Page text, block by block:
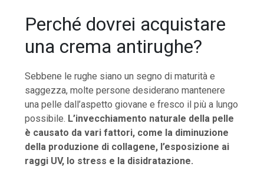
Perché dovrei acquistare
una crema antirughe?
Sebbene le rughe siano un segno di maturità e
saggezza, molte persone desiderano mantenere
una pelle dall’aspetto giovane e fresco il più a lungo
possibile. L’invecchiamento naturale della pelle
è causato da vari fattori, come la diminuzione
della produzione di collagene, l’esposizione ai
raggi UV, lo stress e la disidratazione.